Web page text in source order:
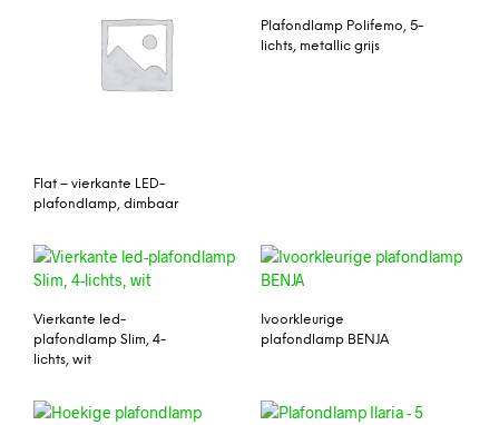
Flat – vierkante LED-
plafondlamp, dimbaar
Plafondlamp Polifemo, 5-
lichts, metallic grijs
Vierkante led-
plafondlamp Slim, 4-
lichts, wit
Ivoorkleurige
plafondlamp BENJA